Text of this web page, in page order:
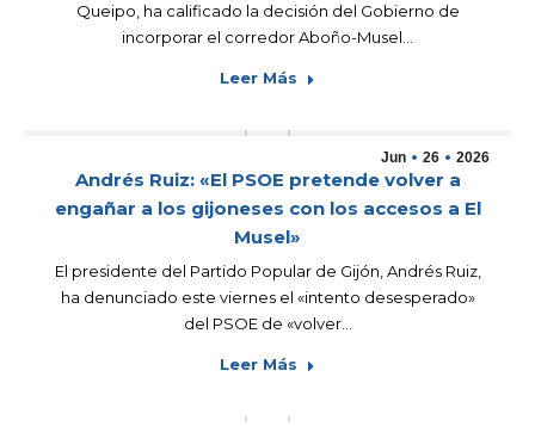
Queipo, ha calificado la decisión del Gobierno de
incorporar el corredor Aboño-Musel…
Leer Más
Jun 26 2026
Andrés Ruiz: «El PSOE pretende volver a
engañar a los gijoneses con los accesos a El
Musel»
El presidente del Partido Popular de Gijón, Andrés Ruiz,
ha denunciado este viernes el «intento desesperado»
del PSOE de «volver…
Leer Más